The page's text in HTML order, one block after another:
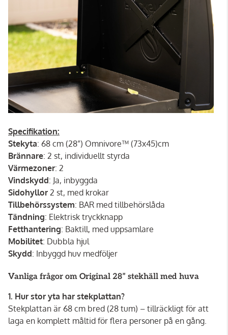
Specifikation:
Stekyta: 68 cm (28”) Omnivore™ (73x45)cm
Brännare: 2 st, individuellt styrda
Värmezoner: 2
Vindskydd: Ja, inbyggda
Sidohyllor 2 st, med krokar
Tillbehörssystem: BAR med tillbehörslåda
Tändning: Elektrisk tryckknapp
Fetthantering: Baktill, med uppsamlare
Mobilitet: Dubbla hjul
Skydd: Inbyggd huv medföljer
Vanliga frågor om Original 28” stekhäll med huva
1. Hur stor yta har stekplattan?
Stekplattan är 68 cm bred (28 tum) – tillräckligt för att
laga en komplett måltid för flera personer på en gång.